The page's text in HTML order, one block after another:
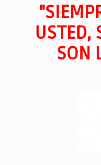
USTED,
SON